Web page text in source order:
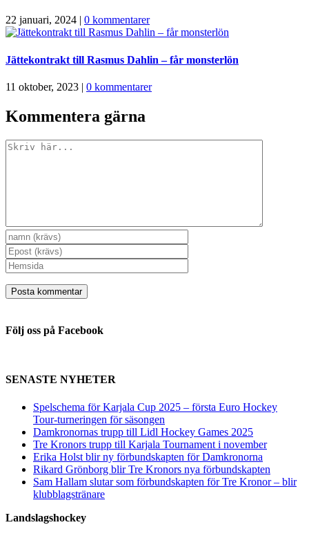
22 januari, 2024 | 0 kommentarer
Jättekontrakt till Rasmus Dahlin – får monsterlön
11 oktober, 2023 | 0 kommentarer
Kommentera gärna
Kommentar
Följ oss på Facebook
SENASTE NYHETER
Spelschema för Karjala Cup 2025 – första Euro Hockey
Tour-turneringen för säsongen
Damkronornas trupp till Lidl Hockey Games 2025
Tre Kronors trupp till Karjala Tournament i november
Erika Holst blir ny förbundskapten för Damkronorna
Rikard Grönborg blir Tre Kronors nya förbundskapten
Sam Hallam slutar som förbundskapten för Tre Kronor – blir
klubblagstränare
Landslagshockey